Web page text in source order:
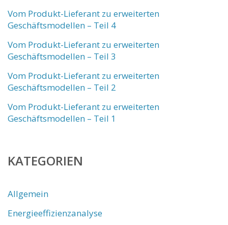
Vom Produkt-Lieferant zu erweiterten
Geschäftsmodellen – Teil 4
Vom Produkt-Lieferant zu erweiterten
Geschäftsmodellen – Teil 3
Vom Produkt-Lieferant zu erweiterten
Geschäftsmodellen – Teil 2
Vom Produkt-Lieferant zu erweiterten
Geschäftsmodellen – Teil 1
KATEGORIEN
Allgemein
Energieeffizienzanalyse